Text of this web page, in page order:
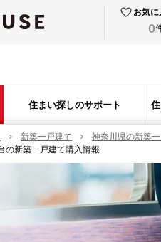
お気
0
住まい探しのサポート
新築一戸建て 神奈川県の新築
の新築一戸建て購入情報